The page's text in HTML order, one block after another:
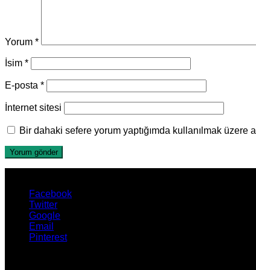
Yorum *
İsim *
E-posta *
İnternet sitesi
Bir dahaki sefere yorum yaptığımda kullanılmak üzere
Facebook
Twitter
Google
Email
Pinterest